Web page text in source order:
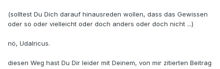
(solltest Du Dich darauf hinausreden wollen, dass das Gewissen
oder so oder vielleicht oder doch anders oder doch nicht ...)
nö, Udalricus.
diesen Weg hast Du Dir leider mit Deinem, von mir zitierten Beitrag